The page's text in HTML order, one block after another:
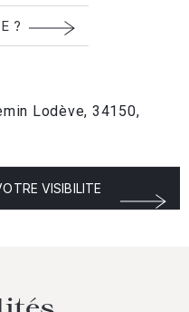
?
Lodève, 34150,
VISIBILITE